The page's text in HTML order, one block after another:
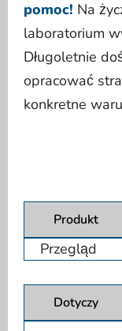
pomoc! Na
laboratorium
Długoletnie
opracować
konkretne
Produkt
Dotyczy